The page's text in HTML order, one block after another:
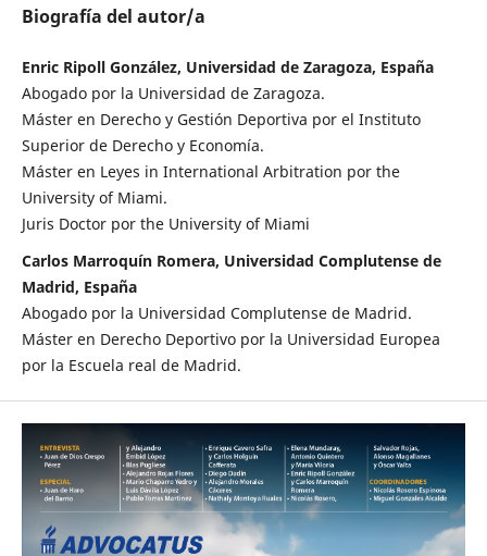
Biografía del autor/a
Enric Ripoll González, Universidad de Zaragoza, España
Abogado por la Universidad de Zaragoza.
Máster en Derecho y Gestión Deportiva por el Instituto
Superior de Derecho y Economía.
Máster en Leyes in International Arbitration por the
University of Miami.
Juris Doctor por the University of Miami
Carlos Marroquín Romera, Universidad Complutense de
Madrid, España
Abogado por la Universidad Complutense de Madrid.
Máster en Derecho Deportivo por la Universidad Europea
por la Escuela real de Madrid.